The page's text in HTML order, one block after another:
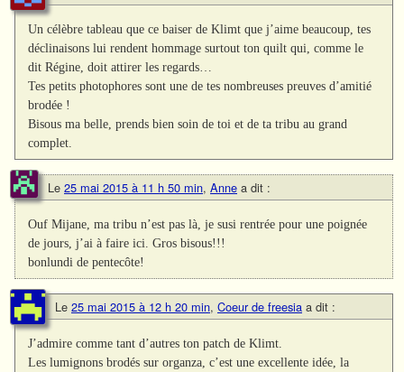
Un célèbre tableau que ce baiser de Klimt que j’aime beaucoup, tes
déclinaisons lui rendent hommage surtout ton quilt qui, comme le
dit Régine, doit attirer les regards…
Tes petits photophores sont une de tes nombreuses preuves d’amitié
brodée !
Bisous ma belle, prends bien soin de toi et de ta tribu au grand
complet.
Le 25 mai 2015 à 11 h 50 min, Anne a dit :
Ouf Mijane, ma tribu n’est pas là, je susi rentrée pour une poignée
de jours, j’ai à faire ici. Gros bisous!!!
bonlundi de pentecôte!
Le 25 mai 2015 à 12 h 20 min, Coeur de freesia a dit :
J’admire comme tant d’autres ton patch de Klimt.
Les lumignons brodés sur organza, c’est une excellente idée, la